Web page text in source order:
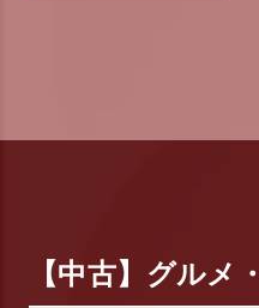
【中古】グルメ